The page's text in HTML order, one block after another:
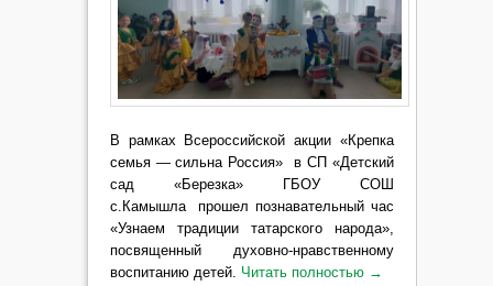
В рамках Всероссийской акции «Крепка
семья — сильна Россия» в СП «Детский
сад «Березка» ГБОУ СОШ
с.Камышла
прошел познавательный час
«Узнаем традиции татарского народа»,
посвященный духовно-нравственному
воспитанию детей. Читать полностью →